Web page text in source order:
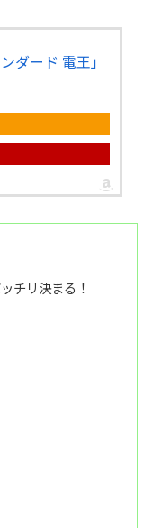
ダード 電王」
チリ決まる！